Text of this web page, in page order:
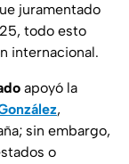
juramentado
todo esto
internacional.
apoyó la
,
sin embargo,
o